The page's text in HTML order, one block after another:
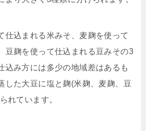
仕込まれる米みそ、麦麹を使って
豆麹を使って仕込まれる豆みその3
込み方には多少の地域差はあるも
した大豆に塩と麹(米麹、麦麹、豆
れています。